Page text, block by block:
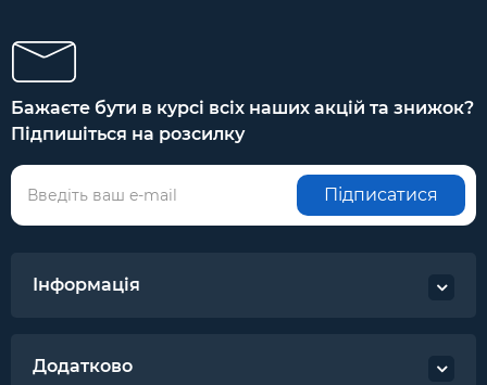
Бажаєте бути в курсі всіх наших акцій та знижок?
Підпишіться на розсилку
Підписатися
Інформація
Додатково